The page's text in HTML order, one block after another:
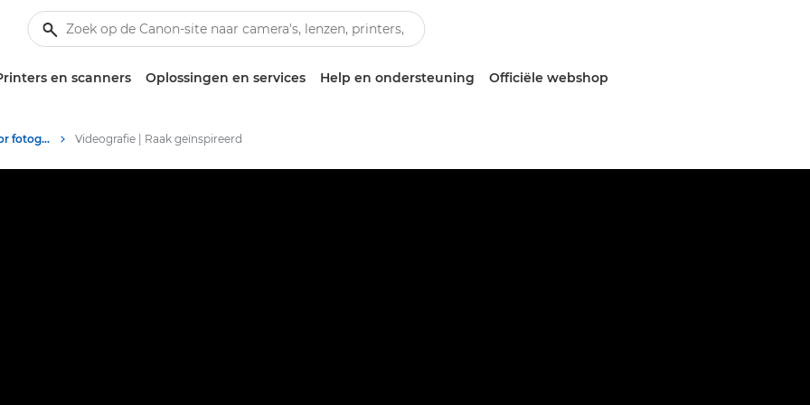
en scanners Oplossingen en services Help en ondersteuning Officiële webshop
Tips en technieken voor fotografie en printen Videografie | Raak geïnspireerd